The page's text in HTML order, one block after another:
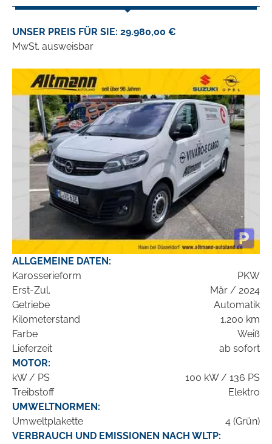
UNSER PREIS FÜR SIE: 29.980,00 €
MwSt. ausweisbar
ALLGEMEINE DATEN:
Karosserieform
PKW
Erst-Zul.
Mär / 2024
Getriebe
Automatik
Kilometerstand
1.200 km
Farbe
Weiß
Lieferzeit
ab sofort
MOTOR:
kW / PS
100 kW / 136 PS
Treibstoff
Elektro
UMWELTNORMEN:
Umweltplakette
4 (Grün)
VERBRAUCH UND EMISSIONEN NACH WLTP: